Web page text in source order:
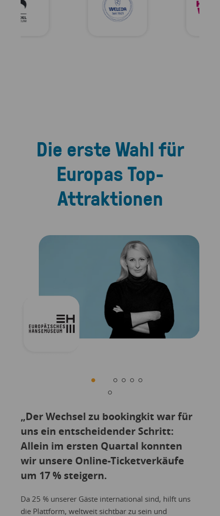
Die erste Wahl für
Europas Top-
Attraktionen
„Der Wechsel zu bookingkit war für
uns ein entscheidender Schritt:
Allein im ersten Quartal konnten
wir unsere Online-Ticketverkäufe
um 17 % steigern.
Da 25 % unserer Gäste international sind, hilft uns
die Plattform, weltweit sichtbar zu sein und